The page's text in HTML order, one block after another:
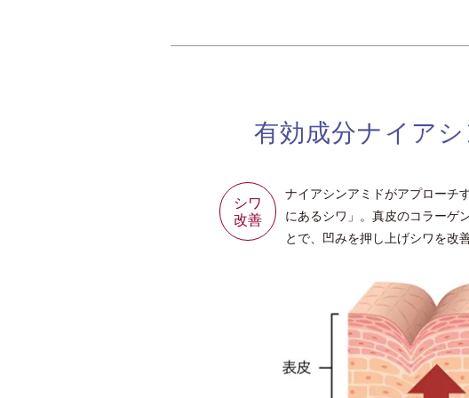
有効成分ナイア
シワ
改善
ナイアシンアミドがアプローチ
にあるシワ」。真皮のコラーゲ
とで、凹みを押し上げシワを改